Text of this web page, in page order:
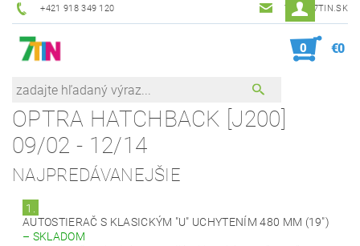
+421 918 349 120 7TIN@7TIN.SK
0 €0
OPTRA HATCHBACK [J200]
09/02 - 12/14
NAJPREDÁVANEJŠIE
1.
AUTOSTIERAČ S KLASICKÝM "U" UCHYTENÍM 480 MM (19")
– SKLADOM